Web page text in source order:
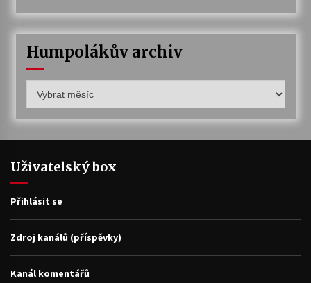
Humpolákův archiv
archiv
Uživatelský box
Přihlásit se
Zdroj kanálů (příspěvky)
Kanál komentářů